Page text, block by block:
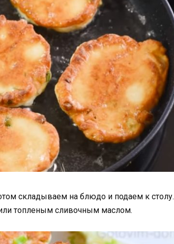
складываем на блюдо и подаем к столу.
топленым сливочным маслом.